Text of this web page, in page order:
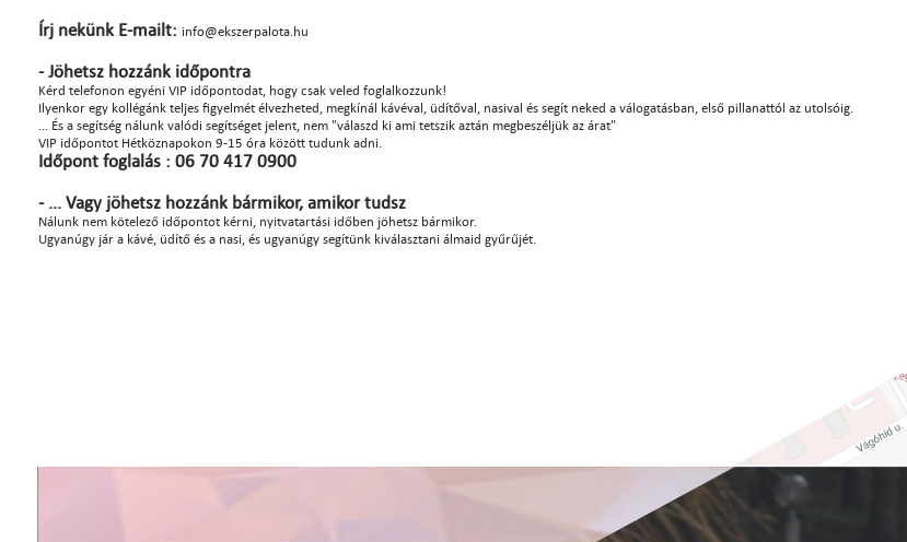
Írj nekünk E-mailt: info@ekszerpalota.hu
- Jöhetsz hozzánk időpontra
Kérd telefonon egyéni VIP időpontodat, hogy csak veled foglalkozzunk!
Ilyenkor egy kollégánk teljes figyelmét élvezheted, megkínál kávéval, üdítőval, nasival és segít neked a válogatásban, első pillanattól az utolsóig.
... És a segítség nálunk valódi segítséget jelent, nem "válaszd ki ami tetszik aztán megbeszéljük az árat"
VIP időpontot Hétköznapokon 9-15 óra között tudunk adni.
Időpont foglalás : 06 70 417 0900
- ... Vagy jöhetsz hozzánk bármikor, amikor tudsz
Nálunk nem kötelező időpontot kérni, nyitvatartási időben jöhetsz bármikor.
Ugyanúgy jár a kávé, üdítő és a nasi, és ugyanúgy segítünk kiválasztani álmaid gyűrűjét.